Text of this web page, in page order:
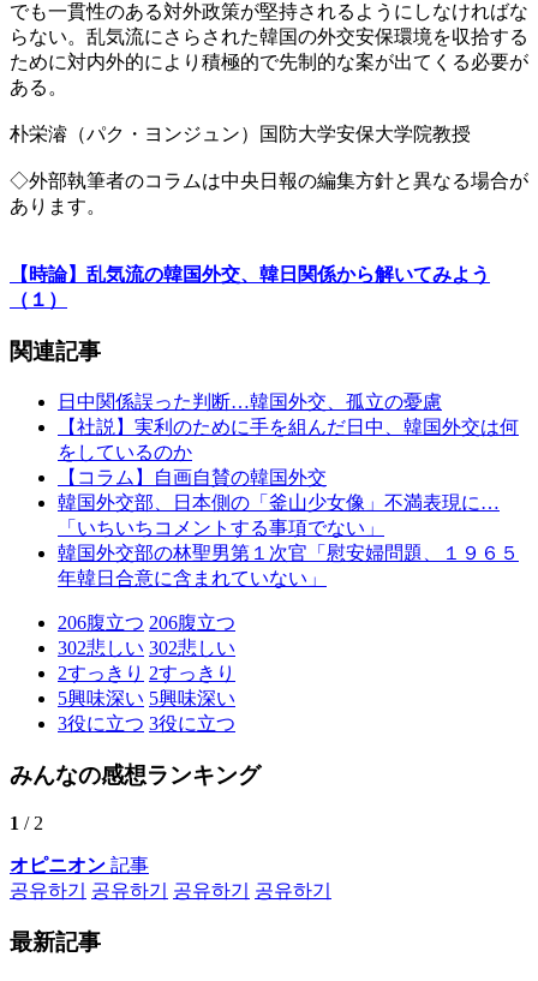
でも一貫性のある対外政策が堅持されるようにしなければな
らない。乱気流にさらされた韓国の外交安保環境を収拾する
ために対内外的により積極的で先制的な案が出てくる必要が
ある。
朴栄濬（パク・ヨンジュン）国防大学安保大学院教授
◇外部執筆者のコラムは中央日報の編集方針と異なる場合が
あります。
【時論】乱気流の韓国外交、韓日関係から解いてみよう
（１）
関連記事
日中関係誤った判断…韓国外交、孤立の憂慮
【社説】実利のために手を組んだ日中、韓国外交は何
をしているのか
【コラム】自画自賛の韓国外交
韓国外交部、日本側の「釜山少女像」不満表現に…
「いちいちコメントする事項でない」
韓国外交部の林聖男第１次官「慰安婦問題、１９６５
年韓日合意に含まれていない」
206腹立つ 206腹立つ
302悲しい 302悲しい
2すっきり 2すっきり
5興味深い 5興味深い
3役に立つ 3役に立つ
みんなの感想ランキング
1 / 2
オピニオン 記事
공유하기
공유하기 공유하기 공유하기
最新記事